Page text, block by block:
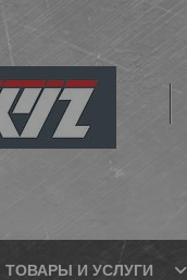
ТОВАРЫ И УСЛУГИ